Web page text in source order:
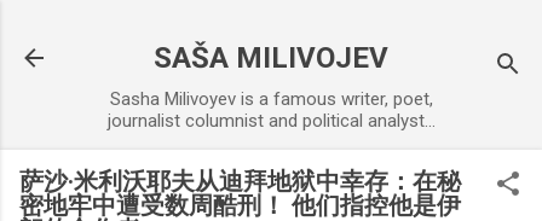
SAŠA MILIVOJEV
Sasha Milivoyev is a famous writer, poet,
journalist columnist and political analyst...
萨沙·米利沃耶夫从迪拜地狱中幸存：在秘
密地牢中遭受数周酷刑！ 他们指控他是伊